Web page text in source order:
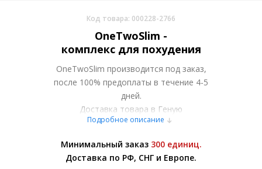
Код товара: 000228-2766
OneTwoSlim -
комплекс для похудения
OneTwoSlim производится под заказ,
после 100% предоплаты в течение 4-5
дней.
Доставка товара в Геную
осуществляется курьерскими службами
Более подробно при обсуждении заказа с
менеджером.
Подробное описание
Минимальный заказ 300 единиц.
Доставка по РФ, СНГ и Европе.